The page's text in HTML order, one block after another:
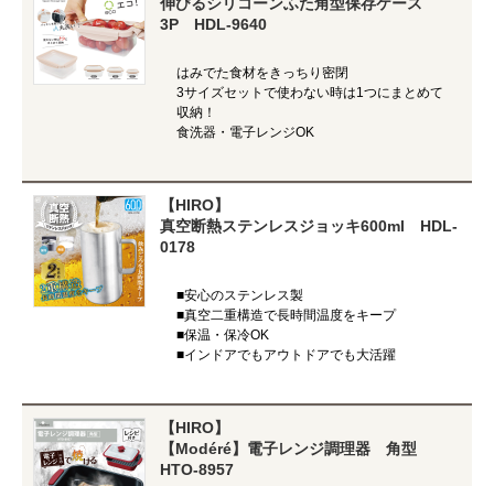
伸びるシリコーンふた角型保存ケース
3P HDL-9640
はみでた食材をきっちり密閉
3サイズセットで使わない時は1つにまとめて
収納！
食洗器・電子レンジOK
【HIRO】
真空断熱ステンレスジョッキ600ml HDL-
0178
■安心のステンレス製
■真空二重構造で長時間温度をキープ
■保温・保冷OK
■インドアでもアウトドアでも大活躍
【HIRO】
【Modéré】電子レンジ調理器 角型
HTO-8957